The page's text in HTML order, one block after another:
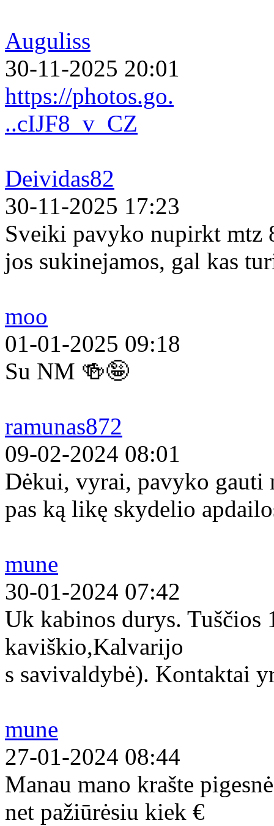
Auguliss
30-11-2025 20:01
https://photos.go.
..cIJF8_v_CZ
Deividas82
30-11-2025 17:23
Sveiki pavyko nupirkt mtz
jos sukinejamos, gal kas
moo
01-01-2025 09:18
Su NM 🍻🤪
ramunas872
09-02-2024 08:01
Dėkui, vyrai, pavyko gauti
pas ką likę skydelio
mune
30-01-2024 07:42
Uk kabinos durys.
kaviškio,Kalvarijo
s savivaldybė). Kontaktai
mune
27-01-2024 08:44
Manau mano krašte
net pažiūrėsiu kiek €